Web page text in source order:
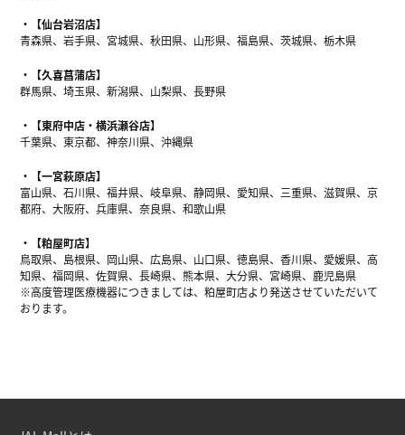
【仙台岩沼店】
青森県、岩手県、宮城県、秋田県、山形県、福島県、茨城県、栃木県
【久喜菖蒲店】
群馬県、埼玉県、新潟県、山梨県、長野県
【東府中店・横浜瀬谷店】
千葉県、東京都、神奈川県、沖縄県
【一宮萩原店】
富山県、石川県、福井県、岐阜県、静岡県、愛知県、三重県、滋賀県、京
都府、大阪府、兵庫県、奈良県、和歌山県
【粕屋町店】
鳥取県、島根県、岡山県、広島県、山口県、徳島県、香川県、愛媛県、高
知県、福岡県、佐賀県、長崎県、熊本県、大分県、宮崎県、鹿児島県
※高度管理医療機器につきましては、粕屋町店より発送させていただいて
おります。